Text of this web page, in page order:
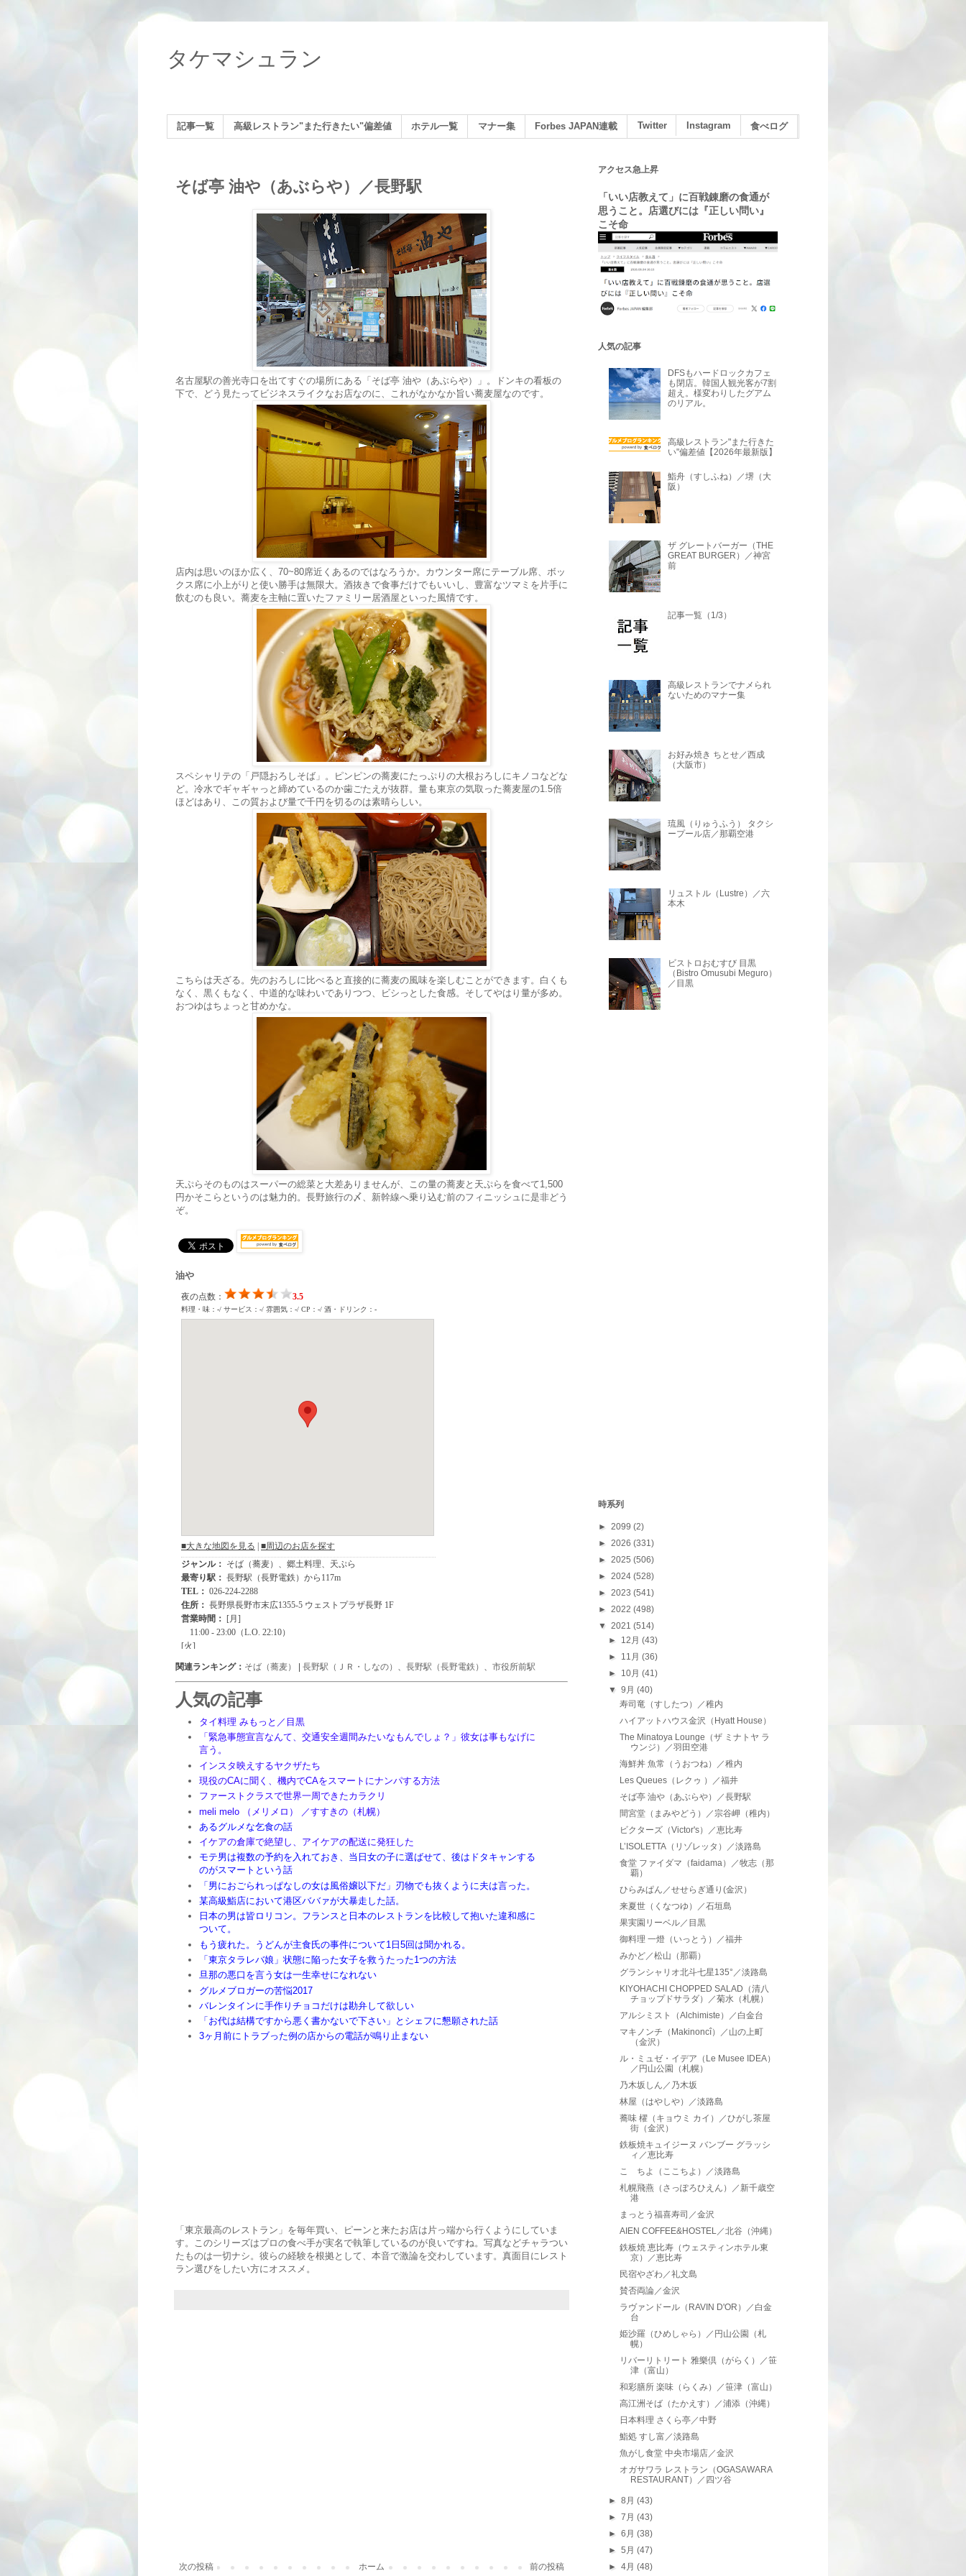
タケマシュラン
記事一覧 高級レストラン"また行きたい"偏差値 ホテル一覧 マナー集 Forbes JAPAN連載 Twitter Instagram 食べログ
そば亭 油や（あぶらや）／長野駅
名古屋駅の善光寺口を出てすぐの場所にある「そば亭 油や（あぶらや）」。ドンキの看板の
下で、どう見たってビジネスライクなお店なのに、これがなかなか旨い蕎麦屋なのです。
店内は思いのほか広く、70~80席近くあるのではなろうか。カウンター席にテーブル席、ボッ
クス席に小上がりと使い勝手は無限大。酒抜きで食事だけでもいいし、豊富なツマミを片手に
飲むのも良い。蕎麦を主軸に置いたファミリー居酒屋といった風情です。
スペシャリテの「戸隠おろしそば」。ピンピンの蕎麦にたっぷりの大根おろしにキノコなどな
ど。冷水でギャギャっと締めているのか歯ごたえが抜群。量も東京の気取った蕎麦屋の1.5倍
ほどはあり、この質および量で千円を切るのは素晴らしい。
こちらは天ざる。先のおろしに比べると直接的に蕎麦の風味を楽しむことができます。白くも
なく、黒くもなく、中道的な味わいでありつつ、ビシっとした食感。そしてやはり量が多め。
おつゆはちょっと甘めかな。
天ぷらそのものはスーパーの総菜と大差ありませんが、この量の蕎麦と天ぷらを食べて1,500
円かそこらというのは魅力的。長野旅行の〆、新幹線へ乗り込む前のフィニッシュに是非どう
ぞ。
油や
関連ランキング： そば（蕎麦） 長野駅（ＪＲ・しなの） 、 長野駅（長野電鉄） 、 市役所前駅
人気の記事
タイ料理 みもっと／目黒
「緊急事態宣言なんて、交通安全週間みたいなもんでしょ？」彼女は事もなげに
言う。
インスタ映えするヤクザたち
現役のCAに聞く、機内でCAをスマートにナンパする方法
ファーストクラスで世界一周できたカラクリ
meli melo （メリメロ） ／すすきの（札幌）
あるグルメな乞食の話
イケアの倉庫で絶望し、アイケアの配送に発狂した
モテ男は複数の予約を入れておき、当日女の子に選ばせて、後はドタキャンする
のがスマートという話
「男におごられっぱなしの女は風俗嬢以下だ」刃物でも抜くように夫は言った。
某高級鮨店において港区ババァが大暴走した話。
日本の男は皆ロリコン。フランスと日本のレストランを比較して抱いた違和感に
ついて。
もう疲れた。うどんが主食氏の事件について1日5回は聞かれる。
「東京タラレバ娘」状態に陥った女子を救うたった1つの方法
旦那の悪口を言う女は一生幸せになれない
グルメブロガーの苦悩2017
バレンタインに手作りチョコだけは勘弁して欲しい
「お代は結構ですから悪く書かないで下さい」とシェフに懇願された話
3ヶ月前にトラブった例の店からの電話が鳴り止まない
「東京最高のレストラン」を毎年買い、ピーンと来たお店は片っ端から行くようにしていま
す。このシリーズはプロの食べ手が実名で執筆しているのが良いですね。写真などチャラつい
たものは一切ナシ。彼らの経験を根拠として、本音で激論を交わしています。真面目にレスト
ラン選びをしたい方にオススメ。
次の投稿 前の投稿
ホーム
アクセス急上昇
「いい店教えて」に百戦錬磨の食通が
思うこと。店選びには『正しい問い』
こそ命
人気の記事
DFSもハードロックカフェ
も閉店。韓国人観光客が7割
超え。様変わりしたグアム
のリアル。
高級レストラン"また行きた
い"偏差値【2026年最新版】
鮨舟（すしふね）／堺（大
阪）
ザ グレートバーガー（THE
GREAT BURGER）／神宮
前
記事一覧（1/3）
高級レストランでナメられ
ないためのマナー集
お好み焼き ちとせ／西成
（大阪市）
琉風（りゅうふう） タクシ
ープール店／那覇空港
リュストル（Lustre）／六
本木
ビストロおむすび 目黒
（Bistro Omusubi Meguro）
／目黒
時系列
► 2099 (2)
► 2026 (331)
► 2025 (506)
► 2024 (528)
► 2023 (541)
► 2022 (498)
▼ 2021 (514)
► 12月(43)
► 11月(36)
► 10月(41)
▼9月(40)
寿司竜（すしたつ）／稚内
ハイアットハウス金沢（Hyatt House）
The Minatoya Lounge（ザ ミナトヤ ラ
ウンジ）／羽田空港
海鮮丼 魚常（うおつね）／稚内
Les Queues（レクゥ ）／福井
そば亭 油や（あぶらや）／長野駅
間宮堂（まみやどう）／宗谷岬（稚内）
ビクターズ（Victor's）／恵比寿
L’ISOLETTA（リゾレッタ）／淡路島
食堂 ファイダマ（faidama）／牧志（那
覇）
ひらみぱん／せせらぎ通り(金沢）
来夏世（くなつゆ）／石垣島
果実園リーベル／目黒
御料理 一燈（いっとう）／福井
みかど／松山（那覇）
グランシャリオ北斗七星135°／淡路島
KIYOHACHI CHOPPED SALAD（清八
チョップドサラダ）／菊水（札幌）
アルシミスト（Alchimiste）／白金台
マキノンチ（Makinoncî）／山の上町
（金沢）
ル・ミュゼ・イデア（Le Musee IDEA）
／円山公園（札幌）
乃木坂しん／乃木坂
林屋（はやしや）／淡路島
蕎味 櫂（キョウミ カイ）／ひがし茶屋
街（金沢）
鉄板焼キュイジーヌ バンブー グラッシ
ィ／恵比寿
こゝちよ（ここちよ）／淡路島
札幌飛燕（さっぽろひえん）／新千歳空
港
まっとう福喜寿司／金沢
AIEN COFFEE&HOSTEL／北谷（沖縄）
鉄板焼 恵比寿（ウェスティンホテル東
京）／恵比寿
民宿やざわ／礼文島
賛否両論／金沢
ラヴァンドール（RAVIN D'OR）／白金
台
姫沙羅（ひめしゃら）／円山公園（札
幌）
リバーリトリート 雅樂倶（がらく）／笹
津（富山）
和彩膳所 楽味（らくみ）／笹津（富山）
高江洲そば（たかえす）／浦添（沖縄）
日本料理 さくら亭／中野
鮨処 すし富／淡路島
魚がし食堂 中央市場店／金沢
オガサワラ レストラン（OGASAWARA
RESTAURANT）／四ツ谷
►8月(43)
►7月(43)
►6月(38)
►5月(47)
►4月(48)